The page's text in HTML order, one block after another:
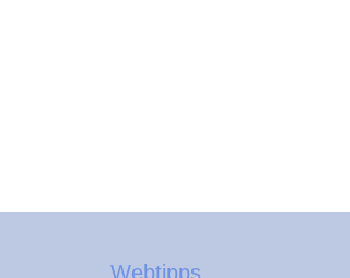
Webtipps